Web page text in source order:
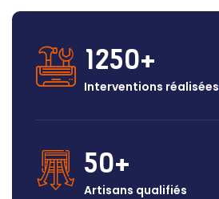
1250
Interventions réalisées
50
Artisans qualifiés